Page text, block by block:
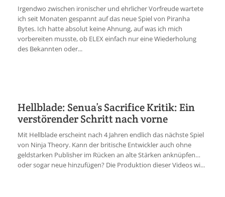
Irgendwo zwischen ironischer und ehrlicher Vorfreude wartete
ich seit Monaten gespannt auf das neue Spiel von Piranha
Bytes. Ich hatte absolut keine Ahnung, auf was ich mich
vorbereiten musste, ob ELEX einfach nur eine Wiederholung
des Bekannten oder...
Hellblade: Senua’s Sacrifice Kritik: Ein
verstörender Schritt nach vorne
Mit Hellblade erscheint nach 4 Jahren endlich das nächste Spiel
von Ninja Theory. Kann der britische Entwickler auch ohne
geldstarken Publisher im Rücken an alte Stärken anknüpfen…
oder sogar neue hinzufügen? Die Produktion dieser Videos wi...